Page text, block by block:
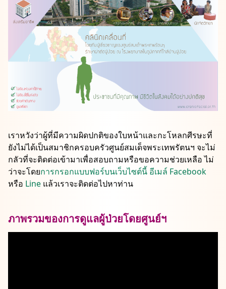
เราหวังว่าผู้ที่มีความผิดปกติของใบหน้าและกะโหลกศีรษะที่
ยังไม่ได้เป็นสมาชิกครอบครัวศูนย์สมเด็จพระเทพรัตนฯ จะไม่
กลัวที่จะติดต่อเข้ามาเพื่อสอบถามหรือขอความช่วยเหลือ ไม่
ว่าจะโดยการกรอกแบบฟอร์บนเว็บไซต์นี้ อีเมล์ Facebook
หรือ Line แล้วเราจะติดต่อไปหาท่าน
ภาพรวมของการดูแลผู้ป่วยโดยศูนย์ฯ